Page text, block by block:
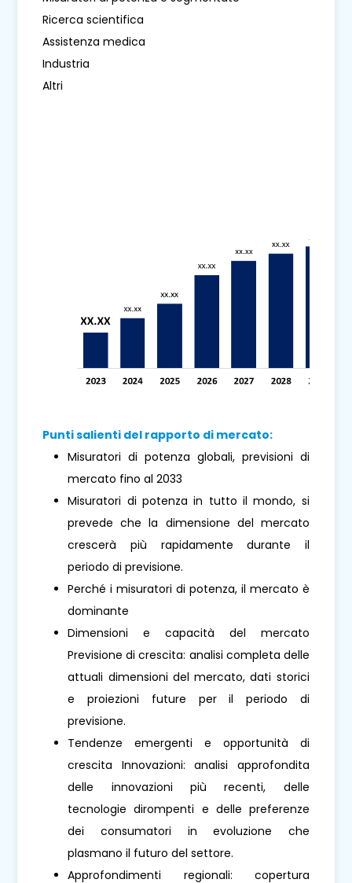
Ricerca scientifica
Assistenza medica
Industria
Altri
Punti salienti del rapporto di mercato:
Misuratori di potenza globali, previsioni di
mercato fino al 2033
Misuratori di potenza in tutto il mondo, si
prevede che la dimensione del mercato
crescerà più rapidamente durante il
periodo di previsione.
Perché i misuratori di potenza, il mercato è
dominante
Dimensioni e capacità del mercato
Previsione di crescita: analisi completa delle
attuali dimensioni del mercato, dati storici
e proiezioni future per il periodo di
previsione.
Tendenze emergenti e opportunità di
crescita Innovazioni: analisi approfondita
delle innovazioni più recenti, delle
tecnologie dirompenti e delle preferenze
dei consumatori in evoluzione che
plasmano il futuro del settore.
Approfondimenti regionali: copertura